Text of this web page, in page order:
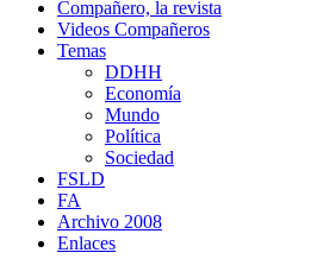
Compañero, la revista
Videos Compañeros
Temas
DDHH
Economía
Mundo
Política
Sociedad
FSLD
FA
Archivo 2008
Enlaces